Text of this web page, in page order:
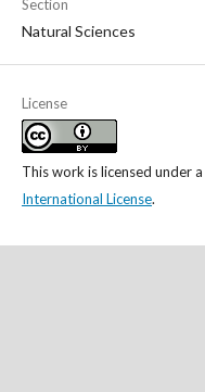
Section
Natural Sciences
License
This work is licensed under a
International License.